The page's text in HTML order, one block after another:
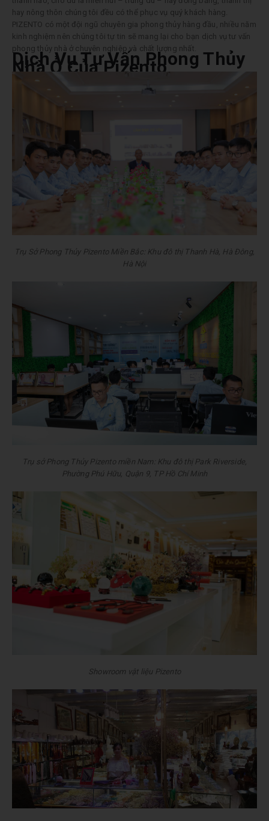
hay nông thôn chúng tôi đều có thể phục vụ quý khách hàng.
PIZENTO có một đội ngũ chuyên gia phong thủy hàng đầu, nhiều năm
kinh nghiệm nên chúng tôi tự tin sẽ mang lại cho bạn dịch vụ tư vấn
phong thủy nhà ở chuyên nghiệp và chất lượng nhất.
Dịch Vụ Tư Vấn Phong Thủy
Nhà Ở Của Pizento
Trụ Sở Phong Thủy Pizento Miền Bắc: Khu đô thị Thanh Hà, Hà Đông,
Hà Nội
Trụ sở Phong Thủy Pizento miền Nam: Khu đô thị Park Riverside,
Phường Phú Hữu, Quận 9, TP Hồ Chí Minh
Showroom vật liệu Pizento